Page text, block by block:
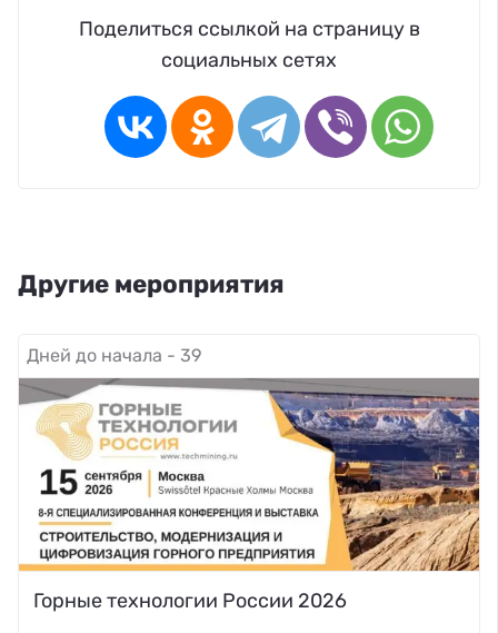
Поделиться ссылкой на страницу в
социальных сетях
Другие мероприятия
Дней до начала - 39
Горные технологии России 2026